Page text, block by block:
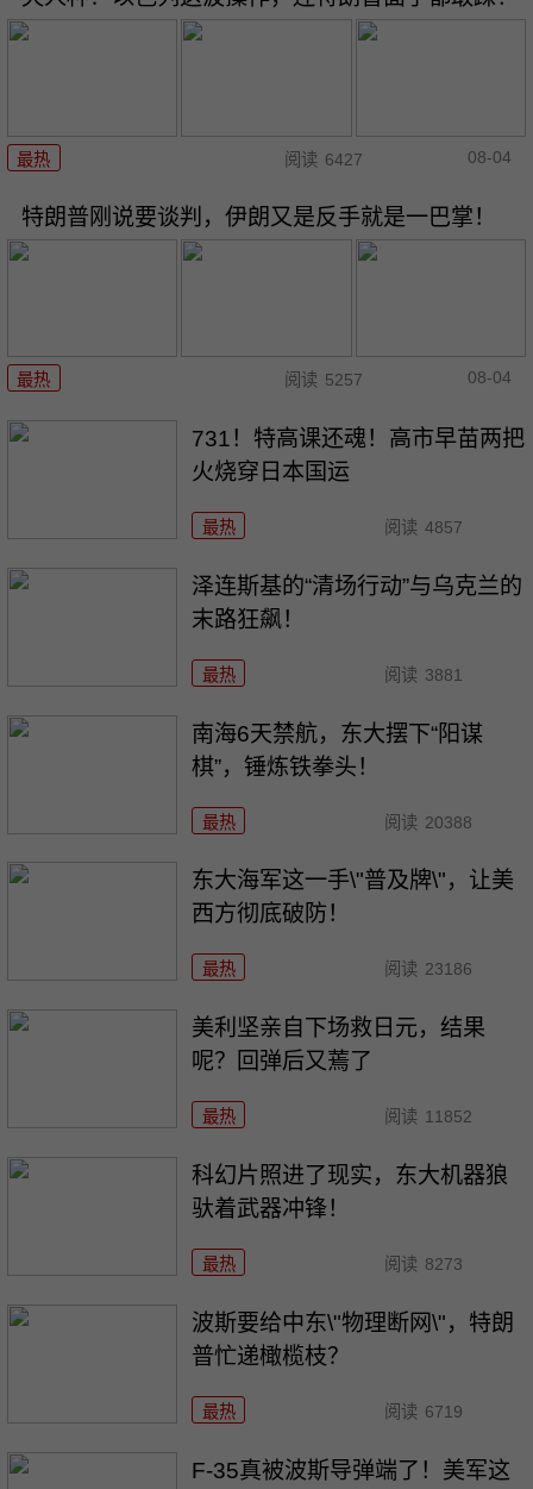
最热 阅读 6427 08-04
特朗普刚说要谈判，伊朗又是反手就是一巴掌！
最热 阅读 5257 08-04
731！特高课还魂！高市早苗两把
火烧穿日本国运
最热 阅读 4857
泽连斯基的“清场行动”与乌克兰的
末路狂飙！
最热 阅读 3881
南海6天禁航，东大摆下“阳谋
棋”，锤炼铁拳头！
最热 阅读 20388
东大海军这一手\"普及牌\"，让美
西方彻底破防！
最热 阅读 23186
美利坚亲自下场救日元，结果
呢？回弹后又蔫了
最热 阅读 11852
科幻片照进了现实，东大机器狼
驮着武器冲锋！
最热 阅读 8273
波斯要给中东\"物理断网\"，特朗
普忙递橄榄枝？
最热 阅读 6719
F-35真被波斯导弹端了！美军这